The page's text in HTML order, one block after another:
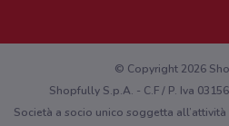
Hai un malfunzionamento sul web o
© Copyright 2026
Shopfully S.p.A. - C.F / P. Iva
Società a socio unico soggetta